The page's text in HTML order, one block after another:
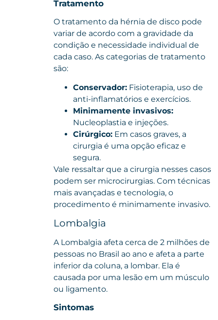
Tratamento
O tratamento da hérnia de disco pode
variar de acordo com a gravidade da
condição e necessidade individual de
cada caso. As categorias de tratamento
são:
Conservador: Fisioterapia, uso de
anti-inflamatórios e exercícios.
Minimamente invasivos:
Nucleoplastia e injeções.
Cirúrgico: Em casos graves, a
cirurgia é uma opção eficaz e
segura.
Vale ressaltar que a cirurgia nesses casos
podem ser microcirurgias. Com técnicas
mais avançadas e tecnologia, o
procedimento é minimamente invasivo.
Lombalgia
A Lombalgia afeta cerca de 2 milhões de
pessoas no Brasil ao ano e afeta a parte
inferior da coluna, a lombar. Ela é
causada por uma lesão em um músculo
ou ligamento.
Sintomas